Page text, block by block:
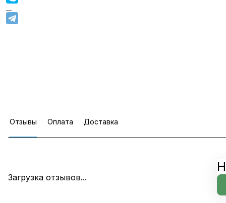
Отзывы Оплата Доставка
Загрузка отзывов...